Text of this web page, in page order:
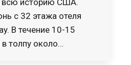
всю историю США.
с 32 этажа отеля
В течение 10-15
толпу около…